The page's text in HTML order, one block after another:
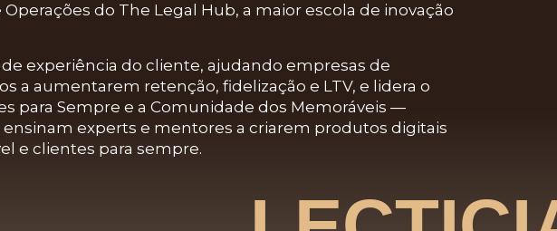
Operações do The Legal Hub, a maior escola de inovação
experiência do cliente, ajudando empresas de
a aumentarem retenção, fidelização e LTV, e lidera o
para Sempre e aComunidade dos Memoráveis —
experts e mentores a criarem produtos digitais
e clientes para sempre.